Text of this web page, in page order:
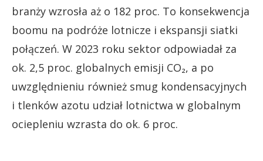
branży wzrosła aż o 182 proc. To konsekwencja
boomu na podróże lotnicze i ekspansji siatki
połączeń. W 2023 roku sektor odpowiadał za
ok. 2,5 proc. globalnych emisji CO₂, a po
uwzględnieniu również smug kondensacyjnych
i tlenków azotu udział lotnictwa w globalnym
ociepleniu wzrasta do ok. 6 proc.